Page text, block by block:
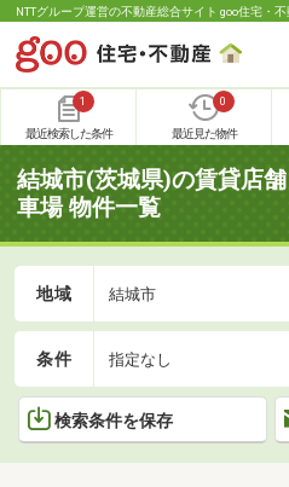
NTTグループ運営の不動産総合サイト goo住宅・
1
最近検索した条件
0
最近見た物件
結城市(茨城県)の賃貸店
車場 物件一覧
地域 結城市
条件 指定なし
検索条件を保存